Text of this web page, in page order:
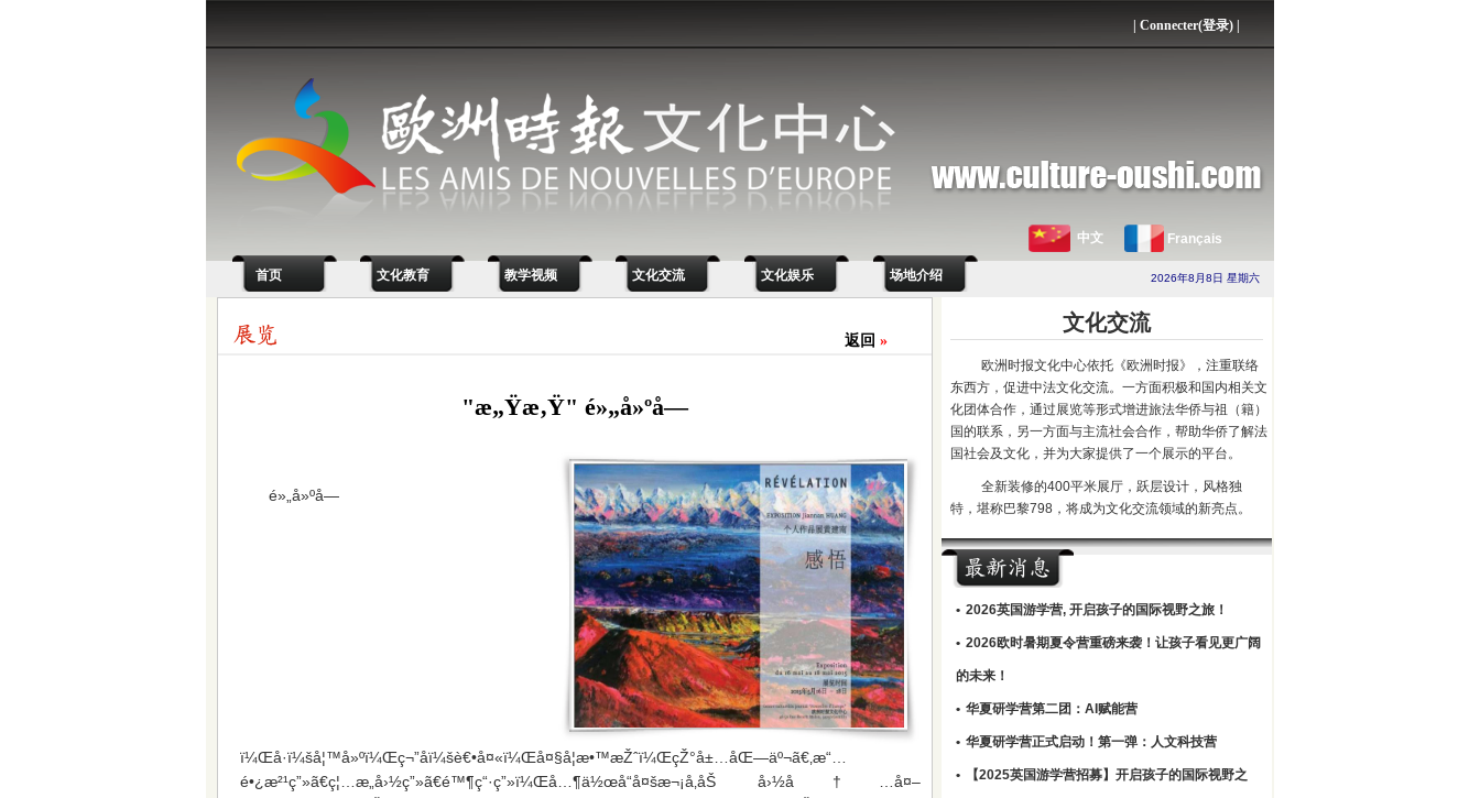
Connecter(登录)
中文 Français
首页 文化教育 教学视频 文化交流 文化娱乐 场地介绍 2026年8月8日 星期六
返回 »
"æ„Ÿæ‚Ÿ" é»„å»ºå—
é»„å»ºå—
ï¼Œå·ï¼šå¦™å»ºï¼Œç¬”åï¼šè€•å¤«ï¼Œå¤§å­¦æ•™æŽˆï¼ŒçŽ°å±…åŒ—äº¬ã€‚æ“…
é•¿æ²¹ç”»ã€ç¦…æ„å›½ç”»ã€é™¶ç“·ç”»ï¼Œå…¶ä½œå“å¤šæ¬¡å‚åŠ å›½å†…å¤–
文化交流
欧洲时报文化中心依托《欧洲时报》，注重联络
东西方，促进中法文化交流。一方面积极和国内相关文
化团体合作，通过展览等形式增进旅法华侨与祖（籍）
国的联系，另一方面与主流社会合作，帮助华侨了解法
国社会及文化，并为大家提供了一个展示的平台。
全新装修的400平米展厅，跃层设计，风格独
特，堪称巴黎798，将成为文化交流领域的新亮点。
• 2026英国游学营, 开启孩子的国际视野之旅！
• 2026欧时暑期夏令营重磅来袭！让孩子看见更广阔
的未来！
• 华夏研学营第二团：AI赋能营
• 华夏研学营正式启动！第一弹：人文科技营
• 【2025英国游学营招募】开启孩子的国际视野之